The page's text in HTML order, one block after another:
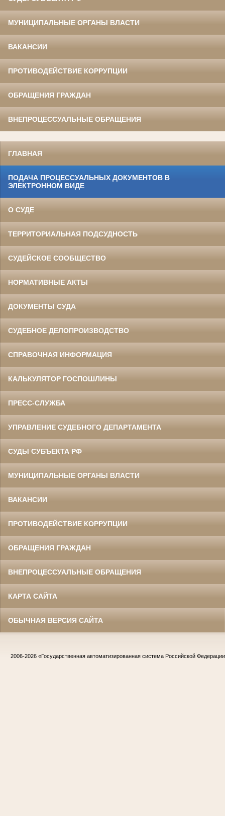
МУНИЦИПАЛЬНЫЕ ОРГАНЫ ВЛАСТИ
ВАКАНСИИ
ПРОТИВОДЕЙСТВИЕ КОРРУПЦИИ
ОБРАЩЕНИЯ ГРАЖДАН
ВНЕПРОЦЕССУАЛЬНЫЕ ОБРАЩЕНИЯ
ГЛАВНАЯ
ПОДАЧА ПРОЦЕССУАЛЬНЫХ ДОКУМЕНТОВ В
ЭЛЕКТРОННОМ ВИДЕ
О СУДЕ
ТЕРРИТОРИАЛЬНАЯ ПОДСУДНОСТЬ
СУДЕЙСКОЕ СООБЩЕСТВО
НОРМАТИВНЫЕ АКТЫ
ДОКУМЕНТЫ СУДА
СУДЕБНОЕ ДЕЛОПРОИЗВОДСТВО
СПРАВОЧНАЯ ИНФОРМАЦИЯ
КАЛЬКУЛЯТОР ГОСПОШЛИНЫ
ПРЕСС-СЛУЖБА
УПРАВЛЕНИЕ СУДЕБНОГО ДЕПАРТАМЕНТА
СУДЫ СУБЪЕКТА РФ
МУНИЦИПАЛЬНЫЕ ОРГАНЫ ВЛАСТИ
ВАКАНСИИ
ПРОТИВОДЕЙСТВИЕ КОРРУПЦИИ
ОБРАЩЕНИЯ ГРАЖДАН
ВНЕПРОЦЕССУАЛЬНЫЕ ОБРАЩЕНИЯ
КАРТА САЙТА
ОБЫЧНАЯ ВЕРСИЯ САЙТА
2006-2026 «Государственная автоматизированная система Российской